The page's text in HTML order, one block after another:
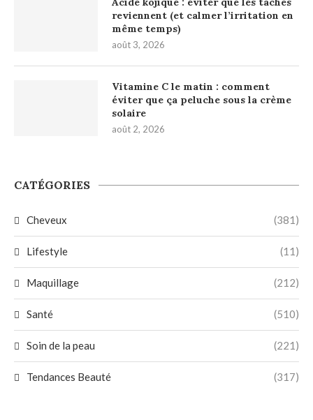
reviennent (et calmer l’irritation en
même temps)
août 3, 2026
Vitamine C le matin : comment
éviter que ça peluche sous la crème
solaire
août 2, 2026
CATÉGORIES
Cheveux (381)
Lifestyle (11)
Maquillage (212)
Santé (510)
Soin de la peau (221)
Tendances Beauté (317)